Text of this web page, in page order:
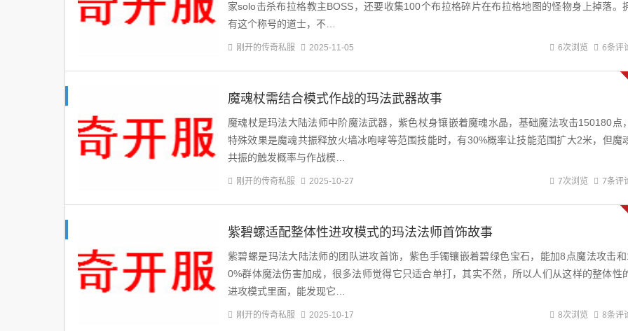
家solo击杀布拉格教主BOSS，还要收集100个布拉格碎片在布拉格地图的怪物身上掉落。
有这个称号的道士，不…
刚开的传奇私服 2025-11-05 6次浏览 6条评
魔魂杖需结合模式作战的玛法武器故事
魔魂杖是玛法大陆法师中阶魔法武器，紫色杖身镶嵌着魔魂水晶，基础魔法攻击150180点，
特殊效果是魔魂共振释放火墙冰咆哮等范围技能时，有30%概率让技能范围扩大2米，但魔
共振的触发概率与作战模…
刚开的传奇私服 2025-10-27 7次浏览 7条评
紫碧螺适配整体性进攻模式的玛法法师首饰故事
紫碧螺是玛法大陆法师的团队进攻首饰，紫色手镯镶嵌着碧绿色宝石，能加8点魔法攻击和
0%群体魔法伤害加成，很多法师觉得它只适合单打，其实不然，所以人们从这样的整体性
进攻模式里面，能发现它…
刚开的传奇私服 2025-10-17 8次浏览 8条评